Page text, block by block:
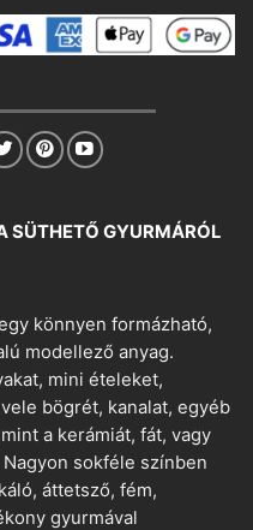
SÜTHETŐ GYURMÁRÓL
könnyen formázható,
modellező anyag.
mini ételeket,
bögrét, kanalat, egyéb
a kerámiát, fát, vagy
sokféle színben
áttetsző, fém,
gyurmával